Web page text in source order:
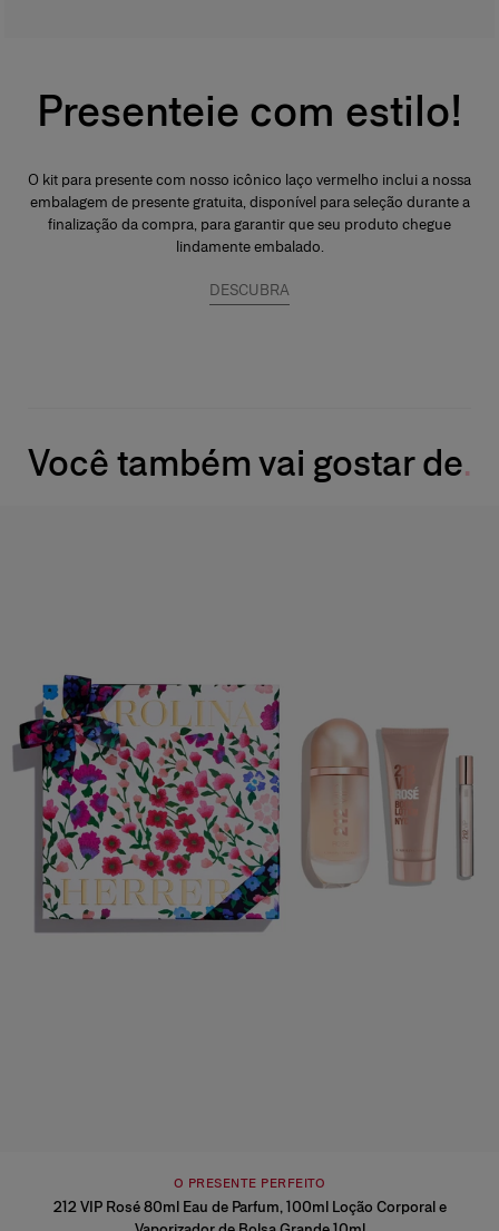
Presenteie com estilo!
O kit para presente com nosso icônico laço vermelho inclui a nossa
embalagem de presente gratuita, disponível para seleção durante a
finalização da compra, para garantir que seu produto chegue
lindamente embalado.
DESCUBRA
Você também vai gostar de
O PRESENTE PERFEITO
212 VIP Rosé 80ml Eau de Parfum, 100ml Loção Corporal e